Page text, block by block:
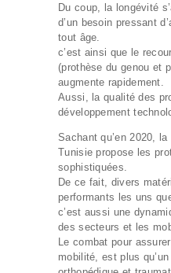
Du coup, la longévité
d’un besoin pressant
tout âge.
c’est ainsi que le
(prothèse du genou et
augmente rapidement.
Aussi, la qualité des
développement
Sachant qu’en 2020,
Tunisie propose les
sophistiquées.
De ce fait, divers
performants les uns
c’est aussi une
des secteurs et les
Le combat pour
mobilité, est plus